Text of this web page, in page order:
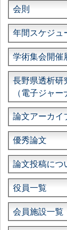
会則
年間スケジュ
学術集会開催
長野県透析研
（電子ジャー
論文アーカイ
優秀論文
論文投稿につ
役員一覧
会員施設一覧